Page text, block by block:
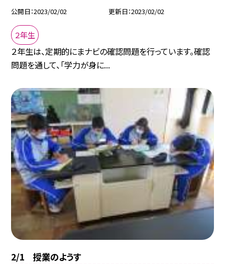
公開日 2023/02/02 更新日 2023/02/02
２年生
２年生は、定期的にまナビの確認問題を行っています。確認
問題を通して、「学力が身に...
2/1 授業のようす